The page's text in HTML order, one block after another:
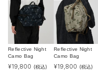
Reflective Night
Camo Bag
¥19,800 (税込)
Reflective Night
Camo Bag
¥19,800 (税込)